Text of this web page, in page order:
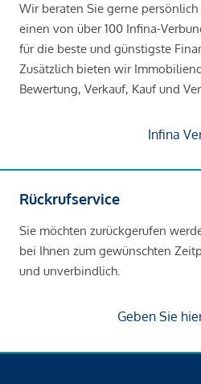
Wir beraten Sie gerne
einen von über 100 Infina-
für die beste und günstigste
Zusätzlich bieten wir
Bewertung, Verkauf, Kauf und
Infina
Rückrufservice
Sie möchten zurückgerufen
bei Ihnen zum gewünschten
und unverbindlich.
Geben Sie